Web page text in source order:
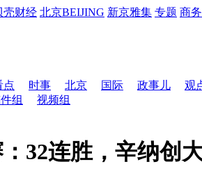
壳财经 北京BEIJING 新京雅集 专题 商
点 时事 北京 国际 政事儿 观
组
视频组
32连胜，辛纳创